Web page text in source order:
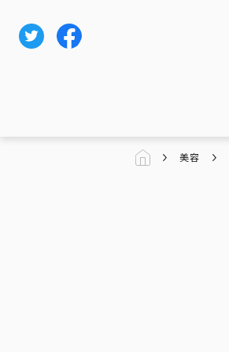
美容